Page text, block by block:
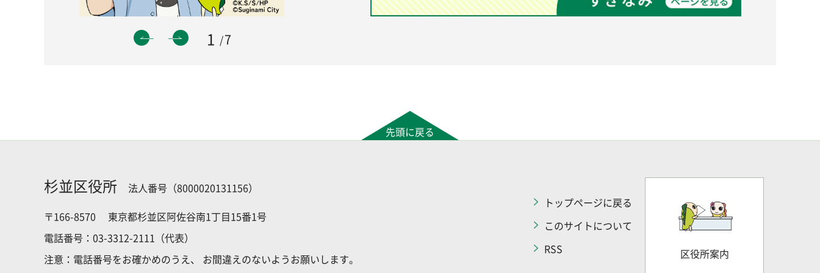
1 7
先頭に戻る
杉並区役所
法人番号（8000020131156）
〒166-8570
東京都杉並区阿佐谷南1丁目15番1号
電話番号：03-3312-2111（代表）
注意：電話番号をお確かめのうえ、
お間違えのないようお願いします。
トップページに戻る
このサイトについて
RSS
区役所案内